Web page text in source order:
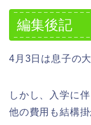
編集後記
4月3日は息子の
しかし、入学に
他の費用も結構